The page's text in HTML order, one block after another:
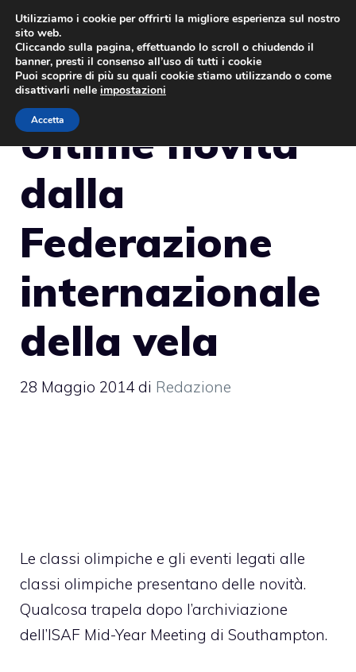
Vai
contenuto
Ultime novità
dalla
Federazione
internazionale
della vela
28 Maggio 2014 di Redazione
Le classi olimpiche e gli eventi legati alle
classi olimpiche presentano delle novità.
Qualcosa trapela dopo l’archiviazione
dell’ISAF Mid-Year Meeting di Southampton.
Utilizziamo i cookie per offrirti la migliore esperienza sul nostro
sito web.
Cliccando sulla pagina, effettuando lo scroll o chiudendo il
banner, presti il consenso all’uso di tutti i cookie
Puoi scoprire di più su quali cookie stiamo utilizzando o come
disattivarli nelle impostazioni
Accetta